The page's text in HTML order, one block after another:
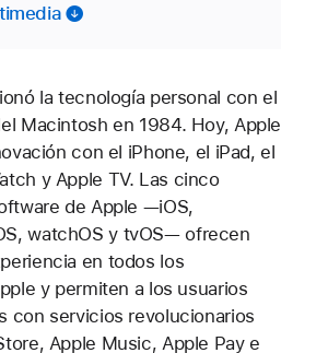
la tecnología personal con el
Macintosh en 1984. Hoy, Apple
con el iPhone, el iPad, el
y Apple TV. Las cinco
de Apple —iOS,
watchOS y tvOS— ofrecen
en todos los
y permiten a los usuarios
con servicios revolucionarios
Apple Music, Apple Pay e